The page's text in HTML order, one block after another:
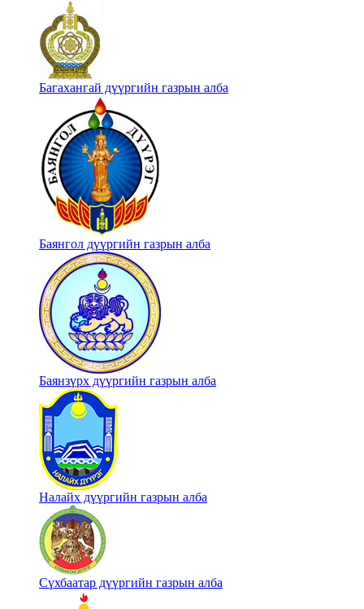
Багахангай дүүргийн газрын алба
Баянгол дүүргийн газрын алба
Баянзүрх дүүргийн газрын алба
Налайх дүүргийн газрын алба
Сүхбаатар дүүргийн газрын алба